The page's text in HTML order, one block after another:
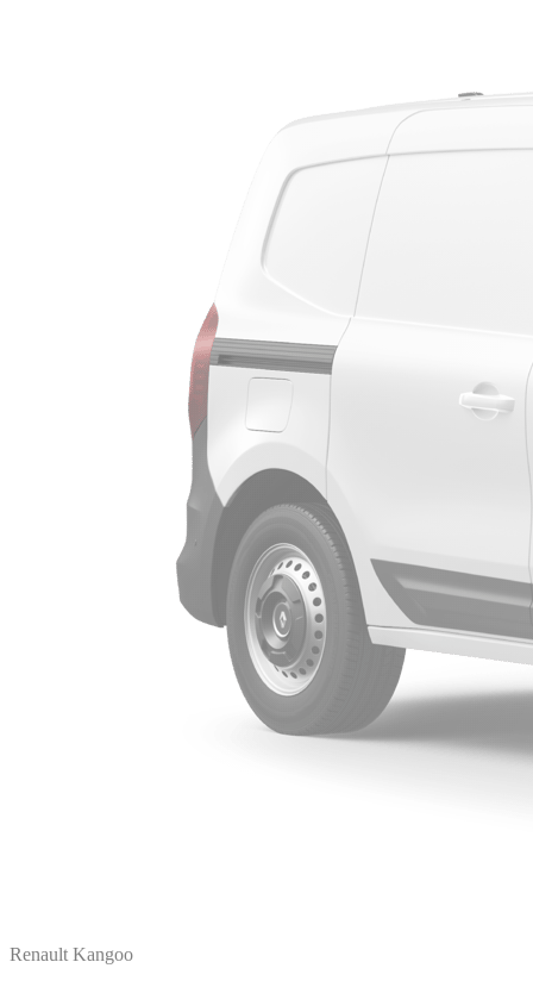
Renault Kangoo